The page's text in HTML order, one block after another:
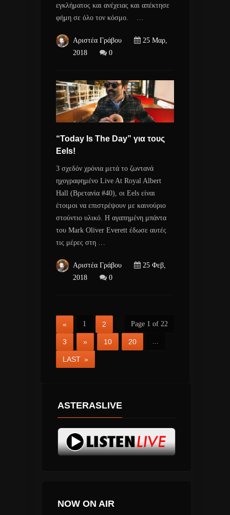
εγκλήματος και ανέχειας και απέκτησε
φήμη σε όλο τον κόσμο. …
Αριστέα Γράβου
25 Μαρ,
2018
0
“Today Is The Day” για τους
Eels!
3 σχεδόν χρόνια μετά το ζωντανά
ηχογραφημένο Live At Royal Albert
Hall (Βρετανία #40), οι Eels είναι
έτοιμοι να επιστρέψουν με καινούριο
στούντιο υλικό. Η αγαπημένη μπάντα
του Mark Oliver Everett έδωσε αυτές
τις μέρες στη …
Αριστέα Γράβου
25 Φεβ,
2018
0
Page 1 of 22
« 1 2
3 » 10 20 ...
LAST »
ASTERASLIVE
NOW ON AIR